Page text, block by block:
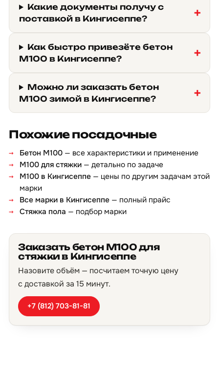
Какие документы получу с
поставкой в Кингисеппе?
Как быстро привезёте бетон
М100 в Кингисеппе?
Можно ли заказать бетон
М100 зимой в Кингисеппе?
Похожие посадочные
Бетон М100 — все характеристики и применение
М100 для стяжки — детально по задаче
М100 в Кингисеппе — цены по другим задачам этой
марки
Все марки в Кингисеппе — полный прайс
Стяжка пола — подбор марки
Заказать бетон М100 для
стяжки в Кингисеппе
Назовите объём — посчитаем точную цену
с доставкой за 15 минут.
+7 (812) 703-81-81